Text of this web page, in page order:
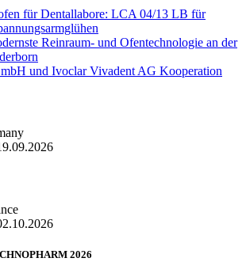
für Dentallabore: LCA 04/13 LB für
Reinraum- und Ofentechnologie an der
und Ivoclar Vivadent AG Kooperation
2026